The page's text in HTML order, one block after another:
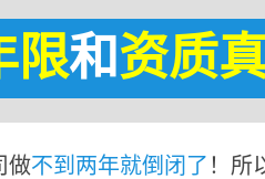
限和资质
做不到两年就倒闭了 ！所